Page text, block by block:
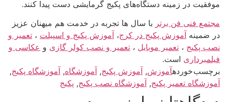
موفقیت در زمینه دستگاه‌های پکیج گرمایشی دست پیدا کنند.
مجتمع فنی فن برتر با سال ها تجربه در خدمت هم میهنان عزیز
در ضمینه آموزش پکیج در کرج، آموزش پکیج و اسپیلت ، تعمیر و
نصب پکیج ، تعمیر موبایل ، تعمیر و نصب کولر گازی و عکاسی و
فیلمبرداری است.
برچسب خوردهآموزش, آموزش پکیج, آموزشگاه, آموزشگاه پکیج,
آموزشگاه تعمیر پکیج, آموزشگاه نصب پکیج, پکیج